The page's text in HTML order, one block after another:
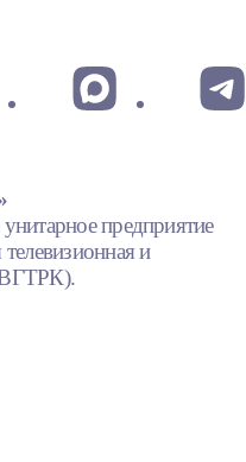
предприятие
телевизионная и